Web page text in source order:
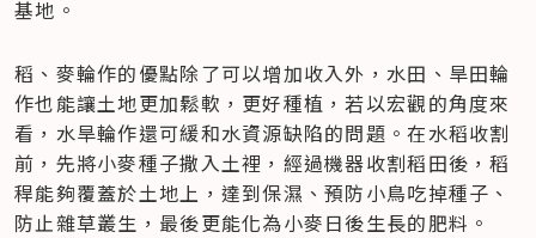
基地。
稻、麥輪作的優點除了可以增加收入外，水田、旱田輪
作也能讓土地更加鬆軟，更好種植，若以宏觀的角度來
看，水旱輪作還可緩和水資源缺陷的問題。在水稻收割
前，先將小麥種子撒入土裡，經過機器收割稻田後，稻
稈能夠覆蓋於土地上，達到保濕、預防小鳥吃掉種子、
防止雜草叢生，最後更能化為小麥日後生長的肥料。